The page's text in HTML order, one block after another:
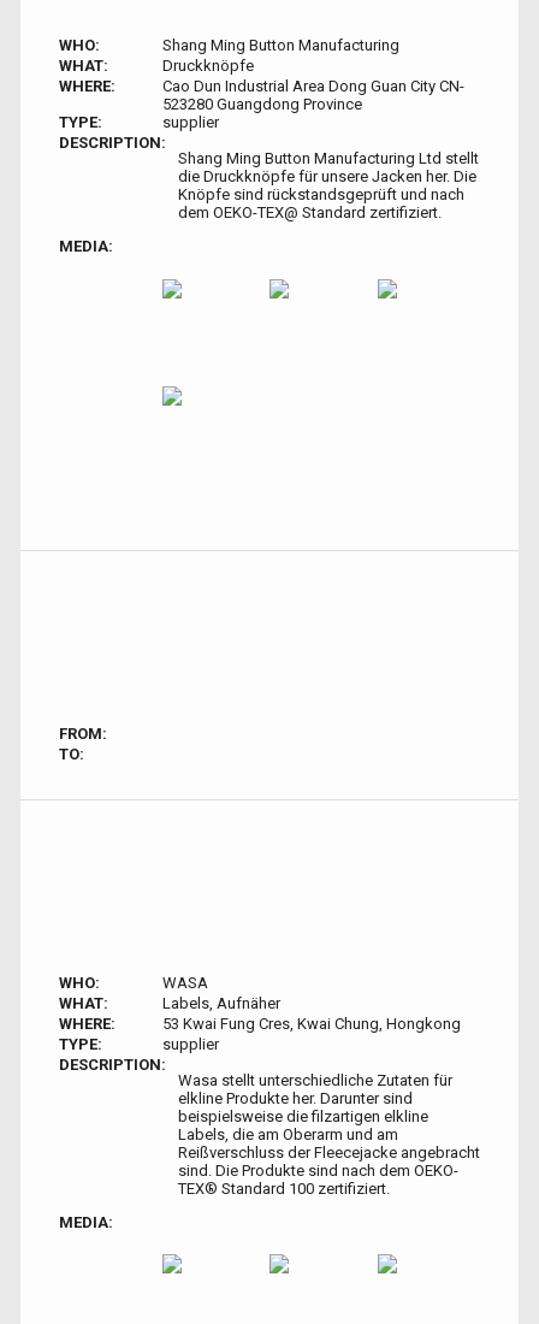
WHO:
Shang Ming Button Manufacturing
WHAT:
Druckknöpfe
WHERE:
Cao Dun Industrial Area Dong Guan City CN-
523280 Guangdong Province
TYPE:
supplier
DESCRIPTION:
Shang Ming Button Manufacturing Ltd stellt
die Druckknöpfe für unsere Jacken her. Die
Knöpfe sind rückstandsgeprüft und nach
dem OEKO-TEX@ Standard zertifiziert.
MEDIA:
FROM:
TO:
WHO:
WASA
WHAT:
Labels, Aufnäher
WHERE:
53 Kwai Fung Cres, Kwai Chung, Hongkong
TYPE:
supplier
DESCRIPTION:
Wasa stellt unterschiedliche Zutaten für
elkline Produkte her. Darunter sind
beispielsweise die filzartigen elkline
Labels, die am Oberarm und am
Reißverschluss der Fleecejacke angebracht
sind. Die Produkte sind nach dem OEKO-
TEX® Standard 100 zertifiziert.
MEDIA: